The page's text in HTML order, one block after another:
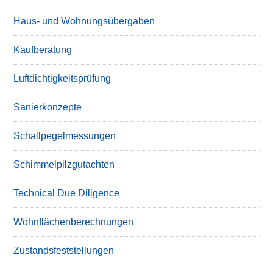
Haus- und Wohnungsübergaben
Kaufberatung
Luftdichtigkeitsprüfung
Sanierkonzepte
Schallpegelmessungen
Schimmelpilzgutachten
Technical Due Diligence
Wohnflächenberechnungen
Zustandsfeststellungen